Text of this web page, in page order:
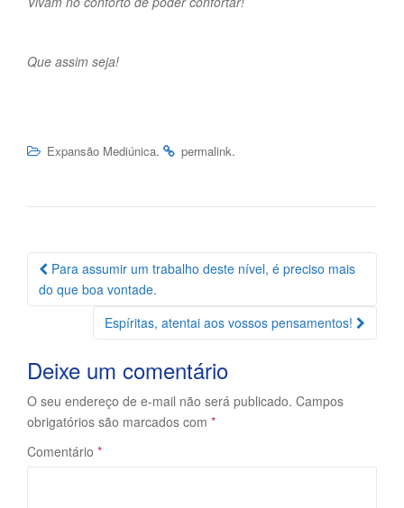
Que assim seja!
Expansão Mediúnica. permalink.
Navegação
da
Postagem
Para assumir um trabalho deste nível, é preciso mais
do que boa vontade.
Espíritas, atentai aos vossos pensamentos!
Deixe um comentário
O seu endereço de e-mail não será publicado. Campos
obrigatórios são marcados com *
Comentário *